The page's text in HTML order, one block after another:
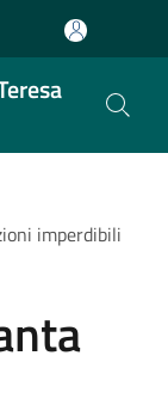
imperdibili